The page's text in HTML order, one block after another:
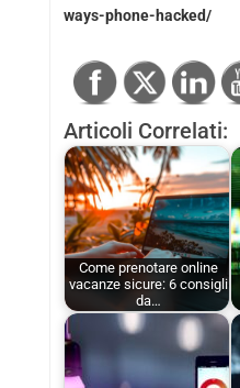
ways-phone-hacked/
Articoli Correlati:
Come prenotare online
vacanze sicure: 6 consigli
da…